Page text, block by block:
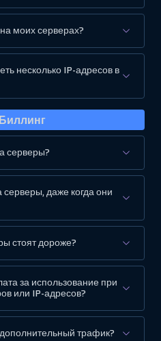
моих серверах?
несколько IP-адресов в
Биллинг
серверы?
даже когда они
стоят дороже?
за использование при
или IP-адресов?
трафик?